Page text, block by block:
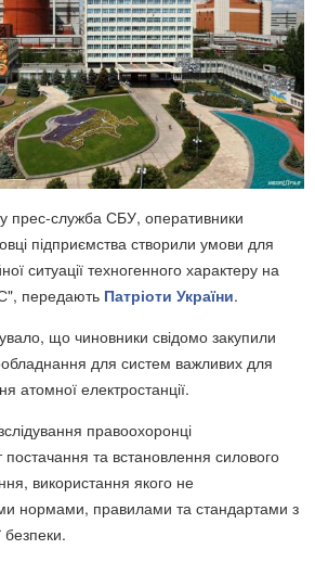
прес-служба СБУ, оперативники
підприємства створили умови для
ситуації техногенного характеру на
передають Патріоти України.
що чиновники свідомо закупили
для систем важливих для
атомної електростанції.
правоохоронці
та встановлення силового
використання якого не
нормами, правилами та стандартами з
безпеки.